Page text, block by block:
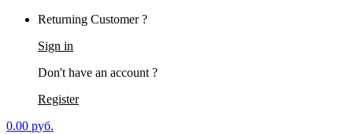
Returning Customer ?
Sign in
Don't have an account ?
Register
0.00 руб.